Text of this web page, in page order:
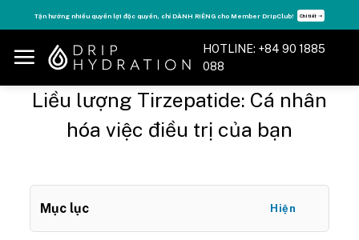
to
content
Tăng năng lượng - sống đỉnh cao với thẻ Vitamin Drip Membership. Xem ngay ➝
HOTLINE: +84 90 1885
088
Liều lượng Tirzepatide: Cá nhân
hóa việc điều trị của bạn
Mục lục Hiện